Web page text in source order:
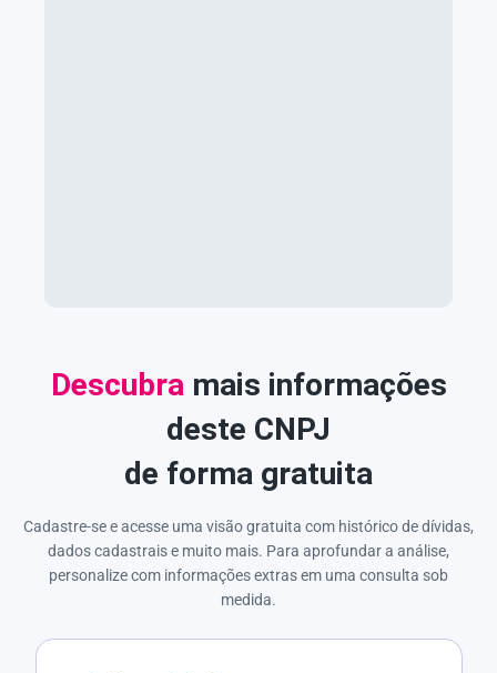
Descubra mais informações
deste CNPJ
de forma gratuita
Cadastre-se e acesse uma visão gratuita com histórico de dívidas,
dados cadastrais e muito mais. Para aprofundar a análise,
personalize com informações extras em uma consulta sob
medida.